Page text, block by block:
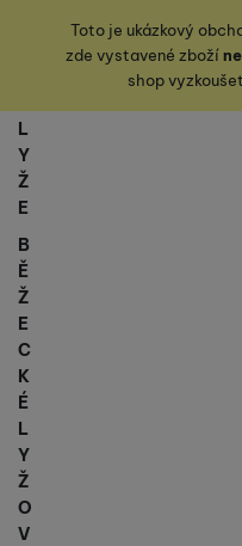
Toto je ukázkový
zde vystavené zboží
shop vyzkoušet
L
Y
Ž
E
B
Ě
Ž
E
C
K
É
L
Y
Ž
O
V